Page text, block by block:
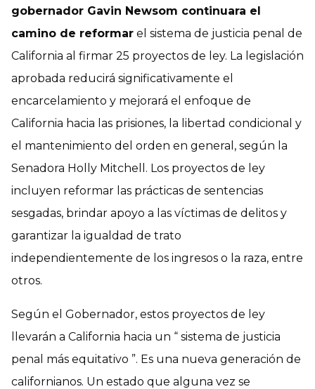
gobernador Gavin Newsom continuara el
camino de reformar el sistema de justicia penal de
California al firmar 25 proyectos de ley. La legislación
aprobada reducirá significativamente el
encarcelamiento y mejorará el enfoque de
California hacia las prisiones, la libertad condicional y
el mantenimiento del orden en general, según la
Senadora Holly Mitchell. Los proyectos de ley
incluyen reformar las prácticas de sentencias
sesgadas, brindar apoyo a las víctimas de delitos y
garantizar la igualdad de trato
independientemente de los ingresos o la raza, entre
otros.
Según el Gobernador, estos proyectos de ley
llevarán a California hacia un “ sistema de justicia
penal más equitativo ”. Es una nueva generación de
californianos. Un estado que alguna vez se